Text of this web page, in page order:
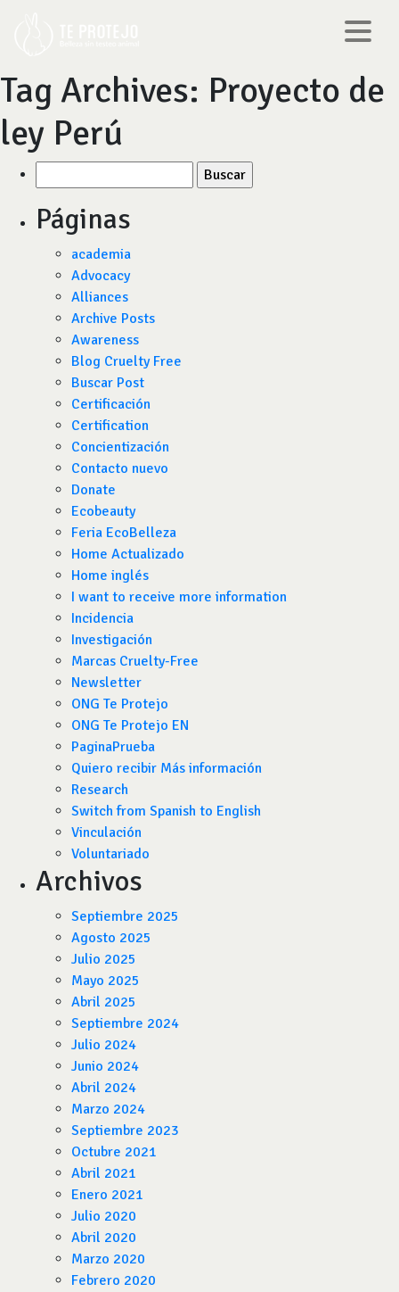
Tag Archives: Proyecto de
ley Perú
por:
Páginas
academia
Advocacy
Alliances
Archive Posts
Awareness
Blog Cruelty Free
Buscar Post
Certificación
Certification
Concientización
Contacto nuevo
Donate
Ecobeauty
Feria EcoBelleza
Home Actualizado
Home inglés
I want to receive more information
Incidencia
Investigación
Marcas Cruelty-Free
Newsletter
ONG Te Protejo
ONG Te Protejo EN
PaginaPrueba
Quiero recibir Más información
Research
Switch from Spanish to English
Vinculación
Voluntariado
Archivos
Septiembre 2025
Agosto 2025
Julio 2025
Mayo 2025
Abril 2025
Septiembre 2024
Julio 2024
Junio 2024
Abril 2024
Marzo 2024
Septiembre 2023
Octubre 2021
Abril 2021
Enero 2021
Julio 2020
Abril 2020
Marzo 2020
Febrero 2020